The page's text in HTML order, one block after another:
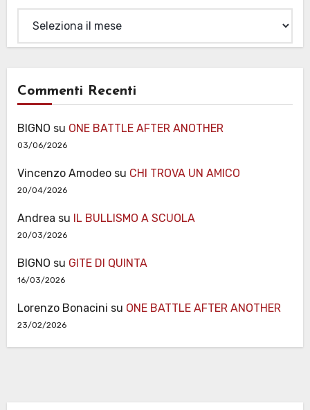
Commenti Recenti
BIGNO su ONE BATTLE AFTER ANOTHER
03/06/2026
Vincenzo Amodeosu CHI TROVA UN AMICO
20/04/2026
Andrea su IL BULLISMO A SCUOLA
20/03/2026
BIGNO su GITE DI QUINTA
16/03/2026
Lorenzo Bonacini su ONE BATTLE AFTER ANOTHER
23/02/2026